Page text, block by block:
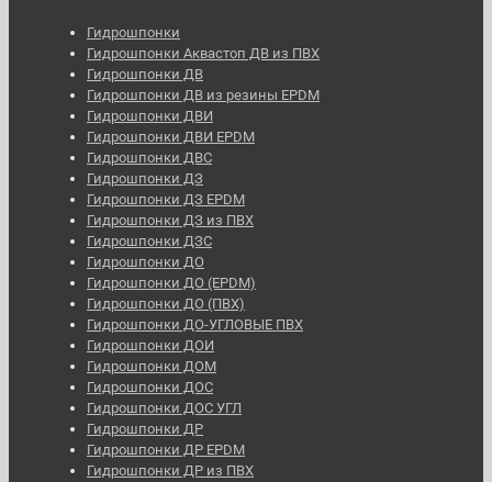
Гидрошпонки
Гидрошпонки Аквастоп ДВ из ПВХ
Гидрошпонки ДВ
Гидрошпонки ДВ из резины EPDM
Гидрошпонки ДВИ
Гидрошпонки ДВИ EPDM
Гидрошпонки ДВС
Гидрошпонки ДЗ
Гидрошпонки ДЗ EPDM
Гидрошпонки ДЗ из ПВХ
Гидрошпонки ДЗС
Гидрошпонки ДО
Гидрошпонки ДО (EPDM)
Гидрошпонки ДО (ПВХ)
Гидрошпонки ДО-УГЛОВЫЕ ПВХ
Гидрошпонки ДОИ
Гидрошпонки ДОМ
Гидрошпонки ДОС
Гидрошпонки ДОС УГЛ
Гидрошпонки ДР
Гидрошпонки ДР EPDM
Гидрошпонки ДР из ПВХ